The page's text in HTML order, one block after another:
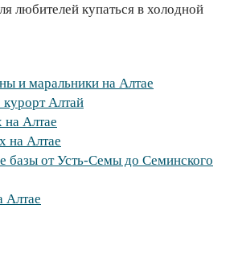
любителей купаться в холодной
и маральники на Алтае
Алтай
Алтае
на Алтае
базы от Усть-Семы до Семинского
Алтае